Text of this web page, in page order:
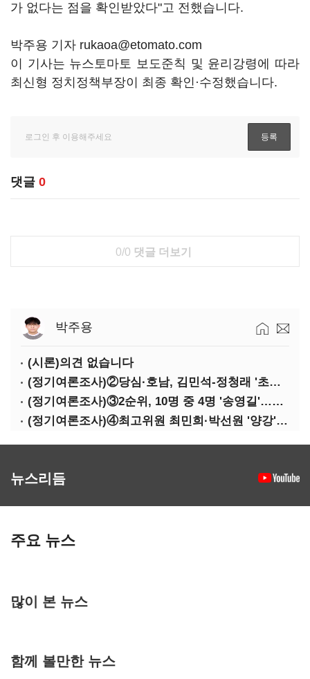
가 없다는 점을 확인받았다"고 전했습니다.
박주용 기자 rukaoa@etomato.com
이 기사는 뉴스토마토 보도준칙 및 윤리강령에 따라
최신형 정치정책부장이 최종 확인·수정했습니다.
댓글 0
0/0 댓글 더보기
박주용
(시론)의견 없습니다
(정기여론조사)②당심·호남, 김민석-정청래 '초접전'
(정기여론조사)③2순위, 10명 중 4명 '송영길'…정청래 '한 자릿수'
(정기여론조사)④최고위원 최민희·박선원 '양강'…서미화·이성윤·임미애 뒤이어
뉴스리듬
주요 뉴스
많이 본 뉴스
함께 볼만한 뉴스